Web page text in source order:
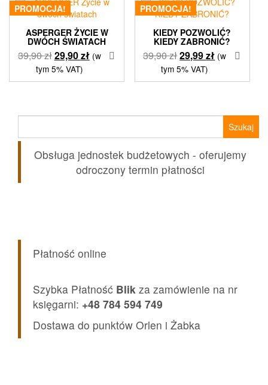
PROMOCJA!
ASPERGER ŻYCIE W
DWÓCH ŚWIATACH
39,90złPierwotna
cena
wynosiła:
29,90złAktualna
wynosi:
(w
tym 5% VAT)
PROMOCJA!
KIEDY POZWOLIĆ?
KIEDY ZABRONIĆ?
39,90złPierwotna
cena
wynosiła:
29,99złAktualna
wynosi:
(w
tym 5% VAT)
Obsługa jednostek budżetowych - oferujemy
odroczony termin płatności
Płatność online
Szybka Płatność Blik za zamówienie na nr
księgarni: +48 784 594 749
Dostawa do punktów Orlen i Żabka